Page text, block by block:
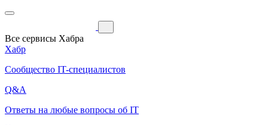
Все сервисы Хабра
Хабр
Сообщество IT-специалистов
Q&A
Ответы на любые вопросы об IT